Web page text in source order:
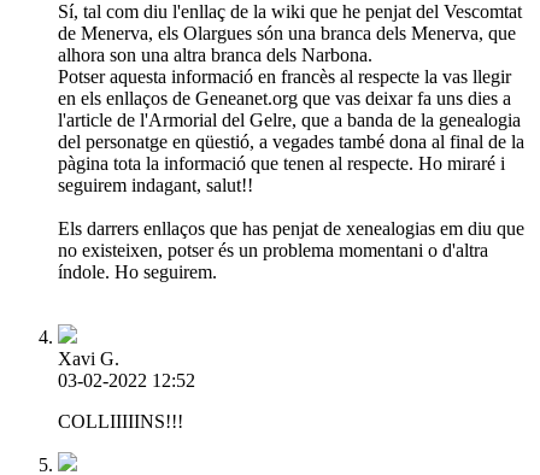
Sí, tal com diu l'enllaç de la wiki que he penjat del Vescomtat
de Menerva, els Olargues són una branca dels Menerva, que
alhora son una altra branca dels Narbona.
Potser aquesta informació en francès al respecte la vas llegir
en els enllaços de Geneanet.org que vas deixar fa uns dies a
l'article de l'Armorial del Gelre, que a banda de la genealogia
del personatge en qüestió, a vegades també dona al final de la
pàgina tota la informació que tenen al respecte. Ho miraré i
seguirem indagant, salut!!
Els darrers enllaços que has penjat de xenealogias em diu que
no existeixen, potser és un problema momentani o d'altra
índole. Ho seguirem.
Xavi G.
03-02-2022 12:52
COLLIIIIINS!!!